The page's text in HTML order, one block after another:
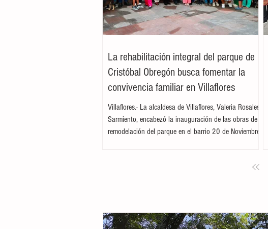
La rehabilitación integral del parque de
Cristóbal Obregón busca fomentar la
convivencia familiar en Villaflores
Villaflores.- La alcaldesa de Villaflores, Valeria Rosales
Sarmiento, encabezó la inauguración de las obras de
remodelación del parque en el barrio 20 de Noviembre,
Sarmiento Tovilla, así como por autoridades locales y
recreaci